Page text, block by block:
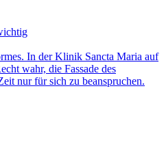
In der Klinik Sancta Maria auf
wahr, die Fassade des
nur für sich zu beanspruchen.